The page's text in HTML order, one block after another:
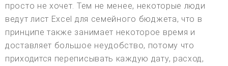
просто не хочет. Тем не менее, некоторые люди
ведут лист Excel для семейного бюджета, что в
принципе также занимает некоторое время и
доставляет большое неудобство, потому что
приходится переписывать каждую дату, расход,